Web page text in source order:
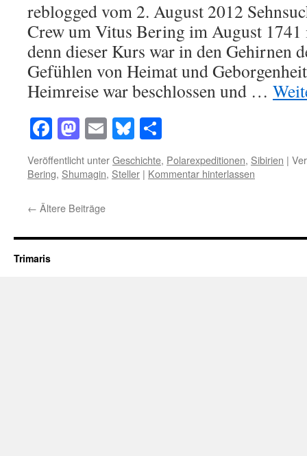
reblogged vom 2. August 2012
Crew um Vitus Bering im August 1741
denn dieser Kurs war in den Gehirnen
Gefühlen von Heimat und
Heimreise war beschlossen und …
Facebook
Mastodon
EmailBluesky
Veröffentlicht unterGeschichte, Polarexpeditionen, Sibirien |
Bering, Shumagin, Steller | Kommentar hinterlassen
← Ältere Beiträge
Trimaris